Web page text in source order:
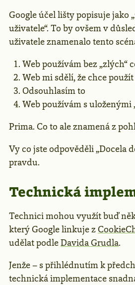
Google účel lišty popisuje jako
uživatele“. To by ovšem v
uživatele znamenalo tento
Web používám bez „zlých“
Web mi sdělí, že chce použít
Odsouhlasím to
Web používám s uloženými
Prima. Co to ale znamená z
Vy co jste odpověděli „Docela
pravdu.
Technická
Technici mohou využít buď
který Google linkuje z
udělat podleDavida Grudla.
Jenže – s přihlédnutím k
technická implementace